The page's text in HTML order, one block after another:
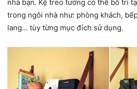
nhà bạn. Kệ treo tường có thể bố trí
trong ngôi nhà như: phòng khách,
lang… tùy từng mục đích sử dụng.